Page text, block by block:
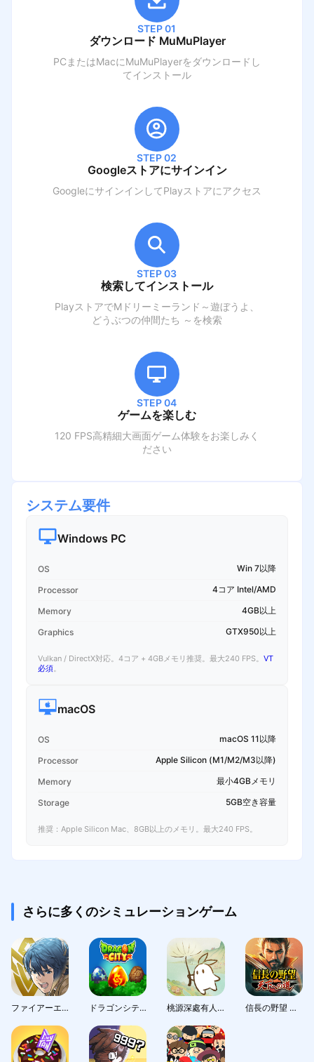
STEP 01
ダウンロード MuMuPlayer
PCまたはMacにMuMuPlayerをダウンロードし
てインストール
STEP 02
Googleストアにサインイン
GoogleにサインインしてPlayストアにアクセス
STEP 03
検索してインストール
PlayストアでM ドリーミーランド～遊ぼうよ、
どうぶつの仲間たち ～ を検索
STEP 04
ゲームを楽しむ
120 FPS高精細大画面ゲーム体験をお楽しみく
ださい
システム要件
Windows PC
OS Win 7以降
Processor 4コア Intel/AMD
Memory 4GB以上
Graphics GTX950以上
Vulkan / DirectX対応。4コア + 4GBメモリ推奨。最大240 FPS。 VT
必須。
macOS
OS macOS 11以降
Processor Apple Silicon (M1/M2/M3以降)
Memory 最小4GBメモリ
Storage 5GB空き容量
推奨：Apple Silicon Mac、8GB以上のメモリ。最大240 FPS。
さらに多くのシミュレーションゲーム
ファイアーエムブレム ヒーローズ ドラゴンシティ (Dragon City) 桃源深處有人家 - 1.5周年慶 信長の野望 天下への道